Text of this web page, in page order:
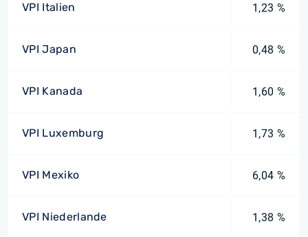
VPI Italien 1,23 %
VPI Japan 0,48 %
VPI Kanada 1,60 %
VPI Luxemburg 1,73 %
VPI Mexiko 6,04 %
VPI Niederlande 1,38 %